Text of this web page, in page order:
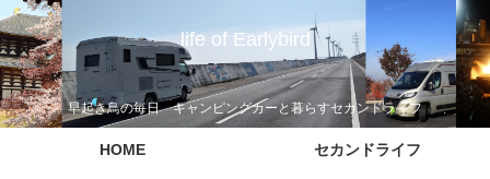
life of Earlybird
早起き鳥の毎日 キャンピングカーと暮らすセカンドライフ
HOME セカンドライフ